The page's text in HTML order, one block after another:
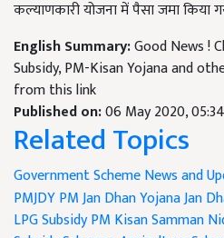
कल्याणकारी योजना में पैसा जमा किया
English Summary:Good News !
Subsidy, PM-Kisan Yojana and
from this link
Published on:06 May 2020,
Related Topics
Government Scheme News and
PMJDYPM Jan Dhan YojanaJan
LPG SubsidyPM Kisan Samman